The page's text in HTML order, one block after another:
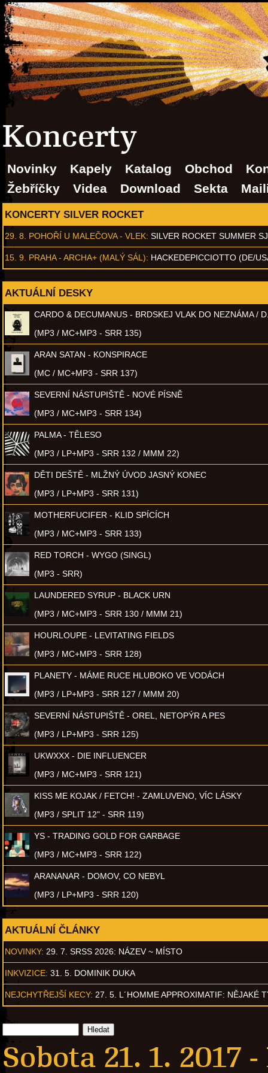
Koncerty
Novinky Kapely Katalog Obchod
Žebříčky
Videa Download Sekta
KONCERTY SILVER ROCKET
29. 8. POHOŘÍ U MALEČOVA - VLEK: SILVER ROCKET SUMMER
15. 9. PRAHA - ARCHA+ (MALÝ SÁL): HACKEDEPICCIOTTO (DE/
AKTUÁLNÍ DESKY
CARDO & DECUMANUS - BRDSKEJ VLAK DO NEZNÁMA /
(MP3 / MC+MP3 - SRR 135)
ARAN SATAN - KONSPIRACE
(MC / MC+MP3 - SRR 137)
SEVERNÍ NÁSTUPIŠTĚ - NOVÉ PÍSNĚ
(MP3 / MC+MP3 - SRR 134)
PALMA - TĚLESO
(MP3 / LP+MP3 - SRR 132 / MMM 22)
DĚTI DEŠTĚ - MLŽNÝ ÚVOD JASNÝ KONEC
(MP3 / LP+MP3 - SRR 131)
MOTHERFUCIFER - KLID SPÍCÍCH
(MP3 / MC+MP3 - SRR 133)
RED TORCH - WYGO (SINGL)
(MP3 - SRR)
LAUNDERED SYRUP - BLACK URN
(MP3 / MC+MP3 - SRR 130 / MMM 21)
HOURLOUPE - LEVITATING FIELDS
(MP3 / MC+MP3 - SRR 128)
PLANETY - MÁME RUCE HLUBOKO VE VODÁCH
(MP3 / LP+MP3 - SRR 127 / MMM 20)
SEVERNÍ NÁSTUPIŠTĚ - OREL, NETOPÝR A PES
(MP3 / LP+MP3 - SRR 125)
UKWXXX - DIE INFLUENCER
(MP3 / MC+MP3 - SRR 121)
KISS ME KOJAK / FETCH! - ZAMLUVENO, VÍC LÁSKY
(MP3 / SPLIT 12" - SRR 119)
YS - TRADING GOLD FOR GARBAGE
(MP3 / MC+MP3 - SRR 122)
ARANANAR - DOMOV, CO NEBYL
(MP3 / LP+MP3 - SRR 120)
AKTUÁLNÍ ČLÁNKY
NOVINKY: 29. 7. SRSS 2026: NÁZEV ~ MÍSTO
INKVIZICE: 31. 5. DOMINIK DUKA
NEJCHYTŘEJŠÍ KECY: 27. 5. L´HOMME APPROXIMATIF: NĚJAKÉ
Sobota 21. 1. 2017 -